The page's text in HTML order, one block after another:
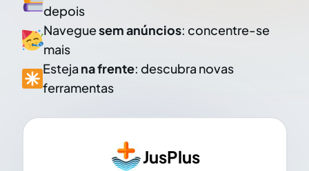
depois
Naveguesem anúncios: concentre-se
mais
Esteja na frente: descubra novas
ferramentas
JusPlus